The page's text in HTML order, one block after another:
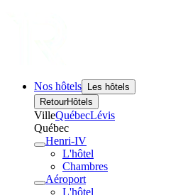
Nos hôtels
Les hôtels
RetourHôtels
VilleQuébecLévis
Québec
Henri-IV
L'hôtel
Chambres
Aéroport
L'hôtel